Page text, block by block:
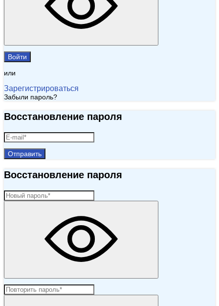
Войти
или
Зарегистрироваться
Забыли пароль?
Восстановление пароля
Отправить
Восстановление пароля